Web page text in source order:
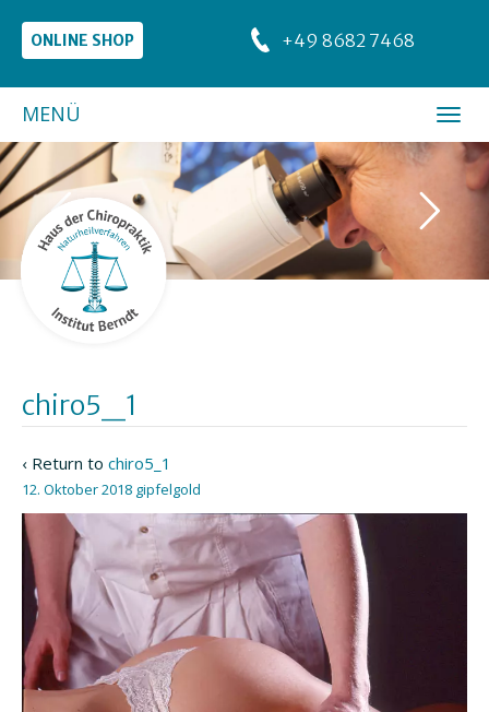
ONLINE SHOP +49 8682 7468
MENÜ
chiro5_1
‹ Return to chiro5_1
12. Oktober 2018 gipfelgold